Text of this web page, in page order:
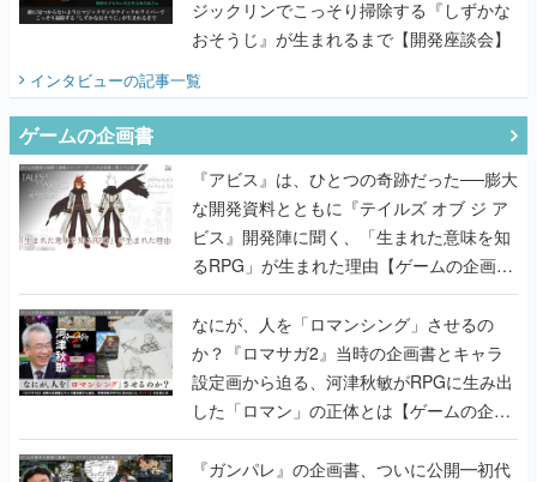
ジックリンでこっそり掃除する『しずかな
おそうじ』が生まれるまで【開発座談会】
インタビューの記事一覧
ゲームの企画書
『アビス』は、ひとつの奇跡だった──膨大
な開発資料とともに『テイルズ オブ ジ ア
ビス』開発陣に聞く、「生まれた意味を知
るRPG」が生まれた理由【ゲームの企画
書】
なにが、人を「ロマンシング」させるの
か？『ロマサガ2』当時の企画書とキャラ
設定画から迫る、河津秋敏がRPGに生み出
した「ロマン」の正体とは【ゲームの企画
書】
『ガンパレ』の企画書、ついに公開━初代